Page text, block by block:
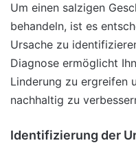
Um einen salzigen
behandeln, ist es
Ursache zu
Diagnose ermöglicht
Linderung zu ergreifen
nachhaltig zu
Identifizierung der